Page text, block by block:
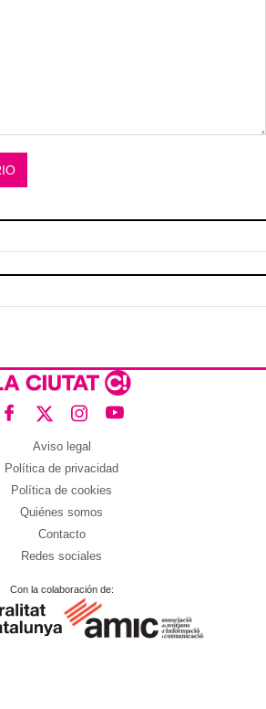
Aviso legal
Política de privacidad
Política de cookies
Quiénes somos
Contacto
Redes sociales
Con la colaboración de: